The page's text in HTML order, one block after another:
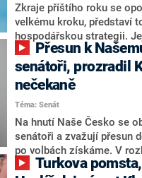
Zkraje příštího roku se
velkému kroku, představí
hospodářskou strategii.
stárnutí populace, řekl ve
nový předseda lidovců
senátních volbách
aktivitu opozice, o níž
komentátoři mluví jako o
úmorná práce
námi navíc nechodí do
svoje témata,“ odpověděl
NEWS.
senátoři, prozradil
nečekaně
Téma: Senát
Na hnutí Naše Česko se
senátoři a zvažují přesun
po volbách získáme. V
NEWS to řekl zakladatel